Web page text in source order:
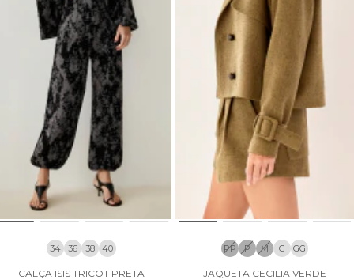
34 36 38 40
CALÇA ISIS TRICOT PRETA
PP P M G GG
JAQUETA CECILIA VERDE